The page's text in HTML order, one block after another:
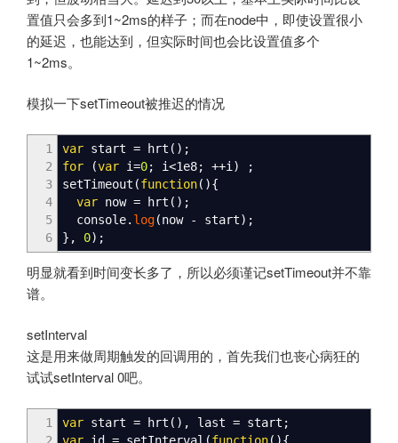
置值只会多到1~2ms的样子；而在node中，即使设置很小
的延迟，也能达到，但实际时间也会比设置值多个
1~2ms。
模拟一下setTimeout被推迟的情况
1
2
3
4
5
6
var start = hrt ( ) ;
for
(var i=0; i<1e8; ++i )
;
setTimeout (function( ){
var now = hrt ( ) ;
console. log(now - start) ;
} , 0) ;
明显就看到时间变长多了，所以必须谨记setTimeout并不靠
谱。
setInterval
这是用来做周期触发的回调用的，首先我们也丧心病狂的
试试setInterval 0吧。
1
2
var start = hrt ( ) , last = start ;
var id = setInterval (function( ){